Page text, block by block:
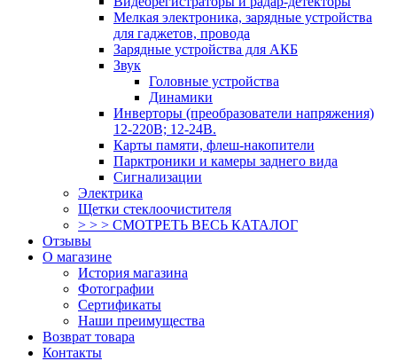
Мелкая электроника, зарядные устройства
для гаджетов, провода
Зарядные устройства для АКБ
Звук
Головные устройства
Динамики
Инверторы (преобразователи напряжения)
12-220В; 12-24В.
Карты памяти, флеш-накопители
Парктроники и камеры заднего вида
Сигнализации
Электрика
Щетки стеклоочистителя
> > > СМОТРЕТЬ ВЕСЬ КАТАЛОГ
Отзывы
О магазине
История магазина
Фотографии
Сертификаты
Наши преимущества
Возврат товара
Контакты